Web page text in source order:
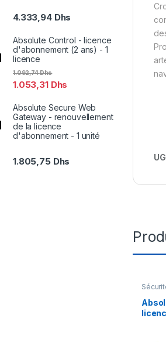
4.333,94 Dhs
Absolute Control - licence
d'abonnement (2 ans) - 1
licence
1.053,31 Dhs
1.092,74Dhs
Absolute Secure Web
Gateway - renouvellement
de la licence
d'abonnement - 1 unité
1.805,75 Dhs